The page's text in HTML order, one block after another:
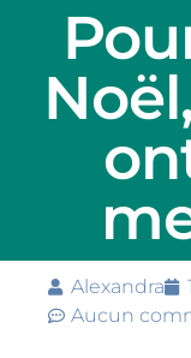
Alexandra
Aucun